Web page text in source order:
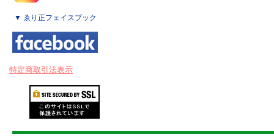
▼ ゑり正フェイスブック
特定商取引法表示